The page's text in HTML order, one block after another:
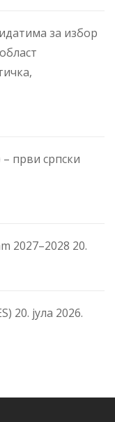
за избор
први српски
2027–2028 20.
20. јула 2026.